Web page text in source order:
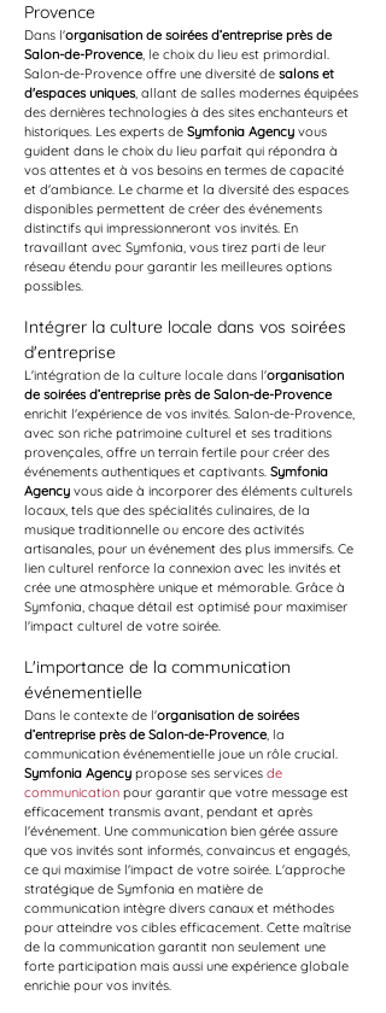
Provence
Dans l'organisation de soirées d’entreprise près de
Salon-de-Provence, le choix du lieu est primordial.
Salon-de-Provence offre une diversité de salons et
d'espaces uniques, allant de salles modernes équipées
des dernières technologies à des sites enchanteurs et
historiques. Les experts de Symfonia Agency vous
guident dans le choix du lieu parfait qui répondra à
vos attentes et à vos besoins en termes de capacité
et d'ambiance. Le charme et la diversité des espaces
disponibles permettent de créer des événements
distinctifs qui impressionneront vos invités. En
travaillant avec Symfonia, vous tirez parti de leur
réseau étendu pour garantir les meilleures options
possibles.
Intégrer la culture locale dans vos soirées
d'entreprise
L'intégration de la culture locale dans l'organisation
de soirées d’entreprise près de Salon-de-Provence
enrichit l'expérience de vos invités. Salon-de-Provence,
avec son riche patrimoine culturel et ses traditions
provençales, offre un terrain fertile pour créer des
événements authentiques et captivants. Symfonia
Agency vous aide à incorporer des éléments culturels
locaux, tels que des spécialités culinaires, de la
musique traditionnelle ou encore des activités
artisanales, pour un événement des plus immersifs. Ce
lien culturel renforce la connexion avec les invités et
crée une atmosphère unique et mémorable. Grâce à
Symfonia, chaque détail est optimisé pour maximiser
l'impact culturel de votre soirée.
L'importance de la communication
événementielle
Dans le contexte de l'organisation de soirées
d’entreprise près de Salon-de-Provence, la
communication événementielle joue un rôle crucial.
Symfonia Agency propose ses services de
communication pour garantir que votre message est
efficacement transmis avant, pendant et après
l'événement. Une communication bien gérée assure
que vos invités sont informés, convaincus et engagés,
ce qui maximise l'impact de votre soirée. L'approche
stratégique de Symfonia en matière de
communication intègre divers canaux et méthodes
pour atteindre vos cibles efficacement. Cette maîtrise
de la communication garantit non seulement une
forte participation mais aussi une expérience globale
enrichie pour vos invités.